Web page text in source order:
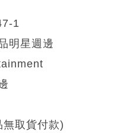
1
明星週邊
取貨付款)